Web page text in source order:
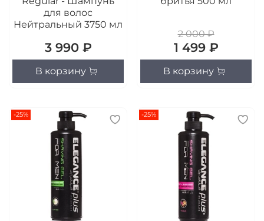
для волос
Нейтральный 3750 мл
3 990 ₽
В корзину
2 000 ₽
1 499 ₽
В корзину
-25% -25%